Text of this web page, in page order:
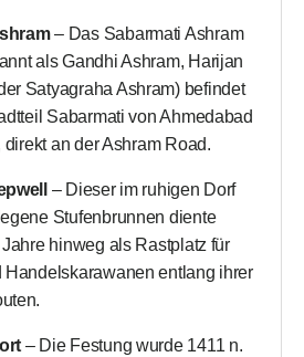
– Das Sabarmati Ashram
als Gandhi Ashram, Harijan
Satyagraha Ashram) befindet
Sabarmati von Ahmedabad
direkt an der Ashram Road.
– Dieser im ruhigen Dorf
Stufenbrunnen diente
hinweg als Rastplatz für
Handelskarawanen entlang ihrer
– Die Festung wurde 1411 n.